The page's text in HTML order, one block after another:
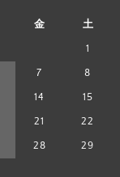
金 土
1
7 8
14 15
21 22
28 29